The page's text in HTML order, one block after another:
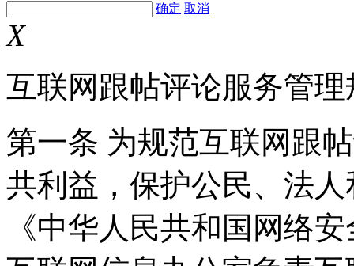
确定 取消
X
互联网跟帖评论服务管理
第一条 为规范互联网跟
共利益，保护公民、法
《中华人民共和国网络